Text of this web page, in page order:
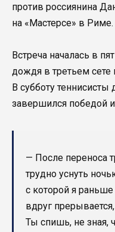
против россиянина
на «Мастерсе» в Риме.
Встреча началась в
дождя в третьем сете
В субботу теннисисты
завершился победой
— После переноса
трудно уснуть
с которой я раньше
вдруг
Ты спишь, не зная,